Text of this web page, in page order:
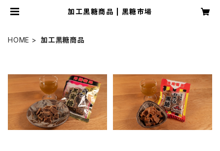
加工黒糖商品 | 黒糖市場
HOME 加工黒糖商品